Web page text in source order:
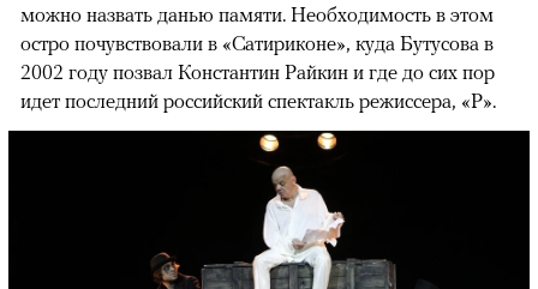
можно назвать данью памяти. Необходимость в этом
остро почувствовали в «Сатириконе», куда Бутусова в
2002 году позвал Константин Райкин и где до сих пор
идет последний российский спектакль режиссера, «Р».